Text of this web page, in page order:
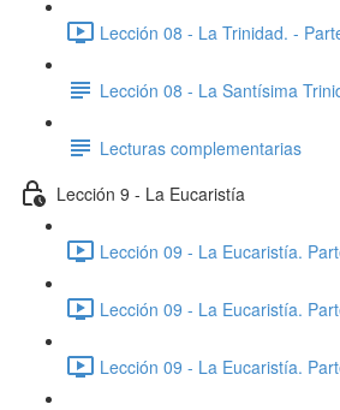
Lección 08 - La Trinidad. -
Lección 08 - La Santísima
Lecturas complementarias
Lección 9 - La Eucaristía
Lección 09 - La Eucaristía.
Lección 09 - La Eucaristía.
Lección 09 - La Eucaristía.